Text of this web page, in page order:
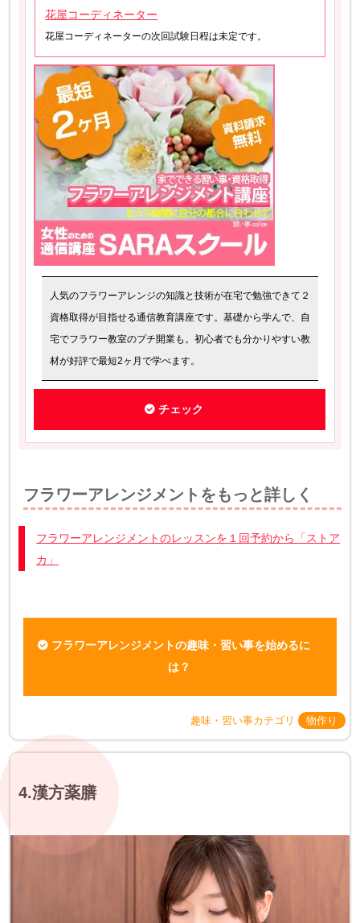
花屋コーディネーター
花屋コーディネーターの次回試験日程は未定です。
人気のフラワーアレンジの知識と技術が在宅で勉強できて２
資格取得が目指せる通信教育講座です。基礎から学んで、自
宅でフラワー教室のプチ開業も。初心者でも分かりやすい教
材が好評で最短2ヶ月で学べます。
チェック
フラワーアレンジメントをもっと詳しく
フラワーアレンジメントのレッスンを１回予約から「ストア
カ」
フラワーアレンジメントの趣味・習い事を始めるに
は？
趣味・習い事カテゴリ 物作り
4.漢方薬膳